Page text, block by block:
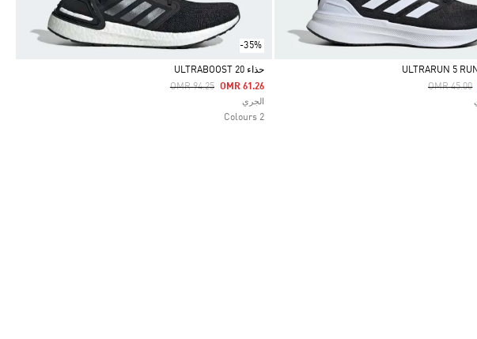
Price
OMR 45.00
-35%
Selected
حذاء ULTRABOOST 20
Price Reduced From
OMR 94.25ToOMR 61.26
الجري
2 Colours